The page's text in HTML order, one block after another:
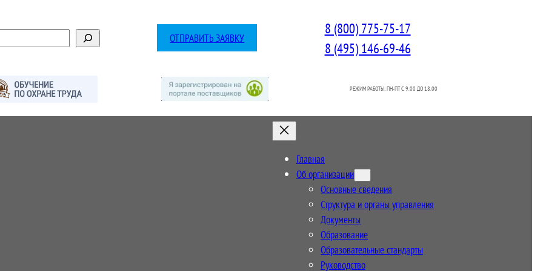
ОТПРАВИТЬ ЗАЯВКУ
8 (800) 775-75-17
8 (495) 146-69-46
РЕЖИМ РАБОТЫ: ПН-ПТ C 9.00 ДО 18.00
Главная
Об организации
Основные сведения
Структура и органы управления
Документы
Образование
Образовательные стандарты
Руководство